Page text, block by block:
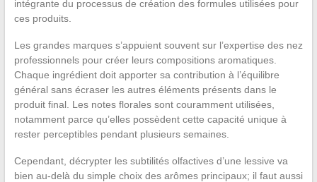
intégrante du processus de création des formules utilisées pour
ces produits.
Les grandes marques s’appuient souvent sur l’expertise des nez
professionnels pour créer leurs compositions aromatiques.
Chaque ingrédient doit apporter sa contribution à l’équilibre
général sans écraser les autres éléments présents dans le
produit final. Les notes florales sont couramment utilisées,
notamment parce qu’elles possèdent cette capacité unique à
rester perceptibles pendant plusieurs semaines.
Cependant, décrypter les subtilités olfactives d’une lessive va
bien au-delà du simple choix des arômes principaux; il faut aussi